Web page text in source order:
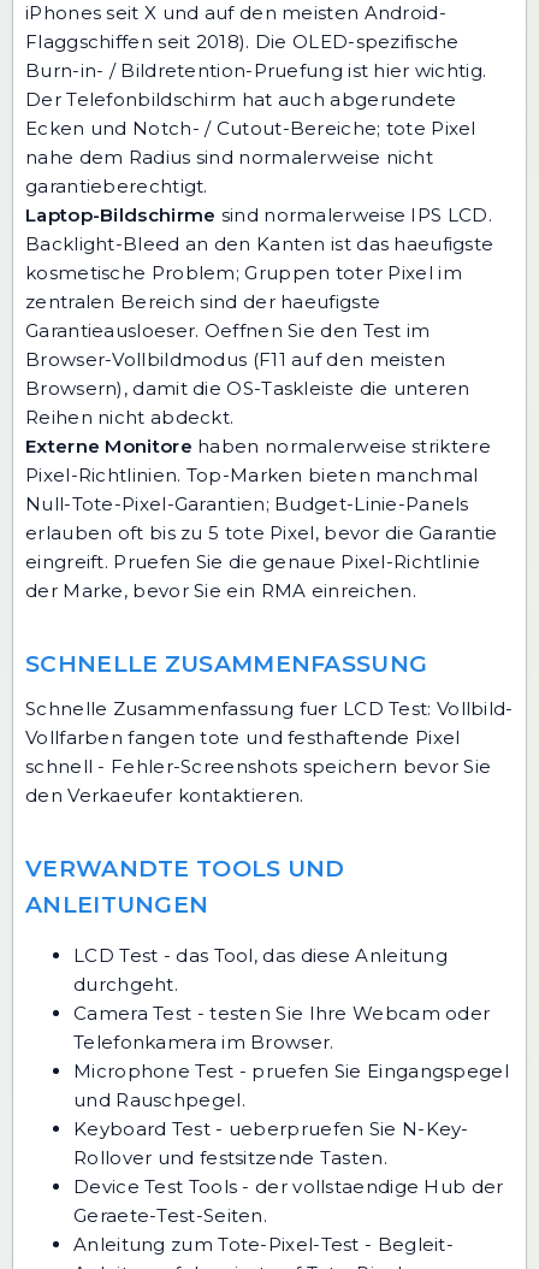
iPhones seit X und auf den meisten Android-
Flaggschiffen seit 2018). Die OLED-spezifische
Burn-in- / Bildretention-Pruefung ist hier wichtig.
Der Telefonbildschirm hat auch abgerundete
Ecken und Notch- / Cutout-Bereiche; tote Pixel
nahe dem Radius sind normalerweise nicht
garantieberechtigt.
Laptop-Bildschirme sind normalerweise IPS LCD.
Backlight-Bleed an den Kanten ist das haeufigste
kosmetische Problem; Gruppen toter Pixel im
zentralen Bereich sind der haeufigste
Garantieausloeser. Oeffnen Sie den Test im
Browser-Vollbildmodus (F11 auf den meisten
Browsern), damit die OS-Taskleiste die unteren
Reihen nicht abdeckt.
Externe Monitore haben normalerweise striktere
Pixel-Richtlinien. Top-Marken bieten manchmal
Null-Tote-Pixel-Garantien; Budget-Linie-Panels
erlauben oft bis zu 5 tote Pixel, bevor die Garantie
eingreift. Pruefen Sie die genaue Pixel-Richtlinie
der Marke, bevor Sie ein RMA einreichen.
SCHNELLE ZUSAMMENFASSUNG
Schnelle Zusammenfassung fuer LCD Test: Vollbild-
Vollfarben fangen tote und festhaftende Pixel
schnell - Fehler-Screenshots speichern bevor Sie
den Verkaeufer kontaktieren.
VERWANDTE TOOLS UND
ANLEITUNGEN
LCD Test - das Tool, das diese Anleitung
durchgeht.
Camera Test - testen Sie Ihre Webcam oder
Telefonkamera im Browser.
Microphone Test - pruefen Sie Eingangspegel
und Rauschpegel.
Keyboard Test- ueberpruefen Sie N-Key-
Rollover und festsitzende Tasten.
Device Test Tools - der vollstaendige Hub der
Geraete-Test-Seiten.
Anleitung zum Tote-Pixel-Test - Begleit-